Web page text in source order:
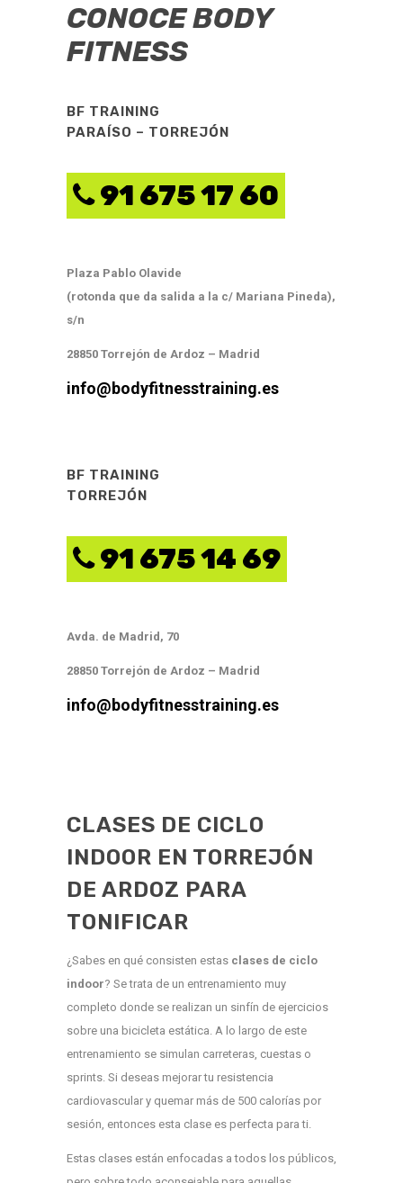
CONOCE BODY
FITNESS
BF TRAINING
PARAÍSO – TORREJÓN
91 675 17 60
Plaza Pablo Olavide
(rotonda que da salida a la c/ Mariana Pineda),
s/n
28850 Torrejón de Ardoz – Madrid
info@bodyfitnesstraining.es
BF TRAINING
TORREJÓN
91 675 14 69
Avda. de Madrid, 70
28850 Torrejón de Ardoz – Madrid
info@bodyfitnesstraining.es
CLASES DE CICLO
INDOOR EN TORREJÓN
DE ARDOZ PARA
TONIFICAR
¿Sabes en qué consisten estas clases de ciclo
indoor? Se trata de un entrenamiento muy
completo donde se realizan un sinfín de ejercicios
sobre una bicicleta estática. A lo largo de este
entrenamiento se simulan carreteras, cuestas o
sprints. Si deseas mejorar tu resistencia
cardiovascular y quemar más de 500 calorías por
sesión, entonces esta clase es perfecta para ti.
Estas clases están enfocadas a todos los públicos,